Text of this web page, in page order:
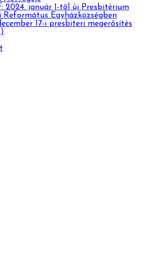
2024. január 1-től új Presbitérium
Református Egyházközségben
17-i presbiteri megerősítés